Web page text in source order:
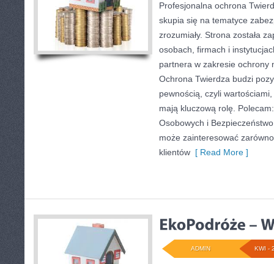
Profesjonalna ochrona
skupia się na tematyce
zrozumiały. Strona została
osobach, firmach i
partnera w zakresie ochrony
Ochrona Twierdza budzi
pewnością, czyli
mają kluczową rolę.
Osobowych i
może zainteresować
klientów [ Read More ]
KWI -
ADMIN